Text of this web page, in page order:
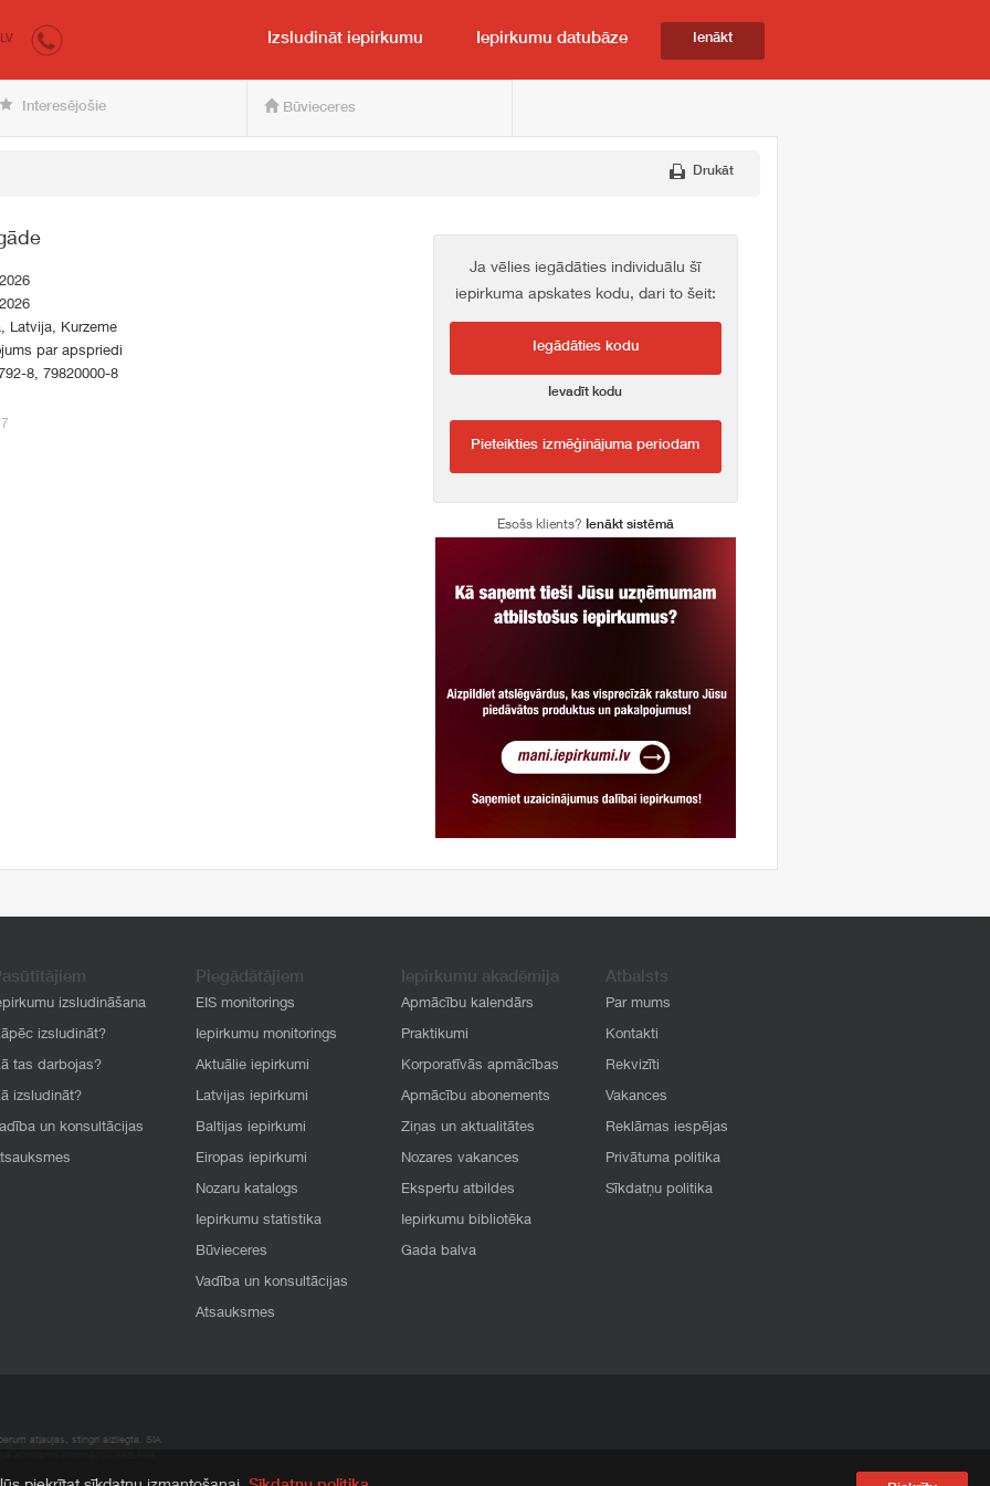
pircējam un pārdevējam
LV Izsludināt iepirkumu Iepirkumu datubāze Ienākt
Interesējošie Būvieceres
Drukāt
Latvija, Kurzeme
par apspriedi
8, 79820000-8
Ja vēlies iegādāties individuālu šī
iepirkuma apskates kodu, dari to šeit:
Iegādāties kodu
Ievadīt kodu
Pieteikties izmēģinājuma periodam
Esošs klients? Ienākt sistēmā
izsludināšana
izsludināt?
tas darbojas?
izsludināt?
un konsultācijas
Piegādātājiem
EIS monitorings
Iepirkumu monitorings
Aktuālie iepirkumi
Latvijas iepirkumi
Baltijas iepirkumi
Eiropas iepirkumi
Nozaru katalogs
Iepirkumu statistika
Būvieceres
Vadība un konsultācijas
Atsauksmes
Iepirkumu akadēmija
Apmācību kalendārs
Praktikumi
Korporatīvās apmācības
Apmācību abonements
Ziņas un aktualitātes
Nozares vakances
Ekspertu atbildes
Iepirkumu bibliotēka
Gada balva
Atbalsts
Par mums
Kontakti
Rekvizīti
Vakances
Reklāmas iespējas
Privātuma politika
Sīkdatņu politika
atļaujas, stingri aizliegta. SIA